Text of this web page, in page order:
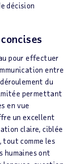
décision
pour effectuer
entre
du
permettant
en vue
un excellent
claire, ciblée
tout comme les
humaines ont